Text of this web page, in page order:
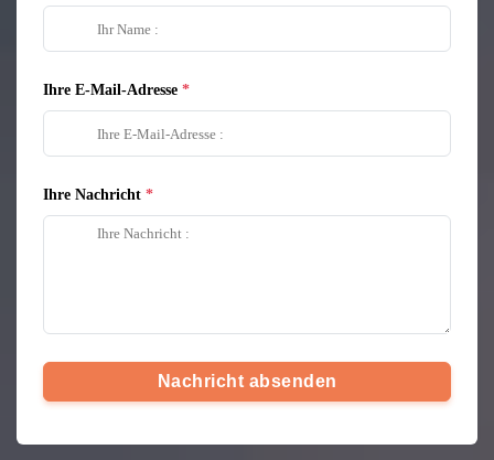
Ihre E-Mail-Adresse
Ihre Nachricht
Nachricht absenden